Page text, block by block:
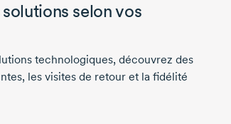
selon vos
technologiques, découvrez des
les visites de retour et la fidélité